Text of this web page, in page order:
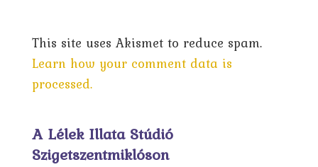
This site uses Akismet to reduce spam.
Learn how your comment data is
processed.
A Lélek Illata Stúdió
Szigetszentmiklóson